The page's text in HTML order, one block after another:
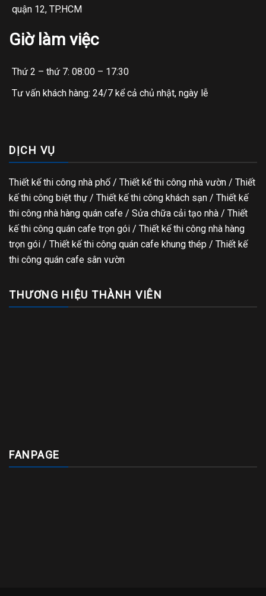
quận 12, TP.HCM
Giờ làm việc
Thứ 2 – thứ 7: 08:00 – 17:30
Tư vấn khách hàng: 24/7 kể cả chủ nhật, ngày lễ
DỊCH VỤ
Thiết kế thi công nhà phố / Thiết kế thi công nhà vườn / Thiết
kế thi công biệt thự / Thiết kế thi công khách sạn / Thiết kế
thi công nhà hàng quán cafe / Sửa chữa cải tạo nhà / Thiết
kế thi công quán cafe trọn gói / Thiết kế thi công nhà hàng
trọn gói / Thiết kế thi công quán cafe khung thép / Thiết kế
thi công quán cafe sân vườn
THƯƠNG HIỆU THÀNH VIÊN
FANPAGE